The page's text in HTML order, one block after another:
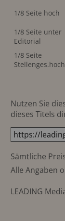
1/8 Seite hoch
1/8 Seite unter
Editorial
1/8 Seite
Stellenges.hoch
Nutzen Sie
dieses Titels
Sämtliche
Alle Angaben
LEADING